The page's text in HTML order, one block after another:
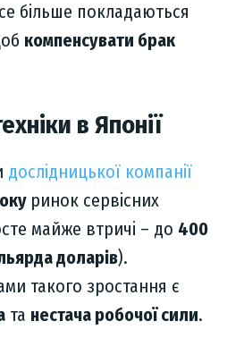
більше покладаються
компенсувати брак
в Японії
дослідницької компанії
ринок сервісних
майже втричі – до 400
доларів).
такого зростання є
та нестача робочої сили.